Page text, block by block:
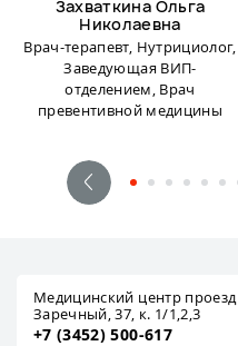
Захваткина Ольга
Николаевна
Врач-терапевт, Нутрициолог,
Заведующая ВИП-
отделением, Врач
превентивной медицины
Медицинский центр проезд
Заречный, 37, к. 1/1,2,3
+7 (3452) 500-617